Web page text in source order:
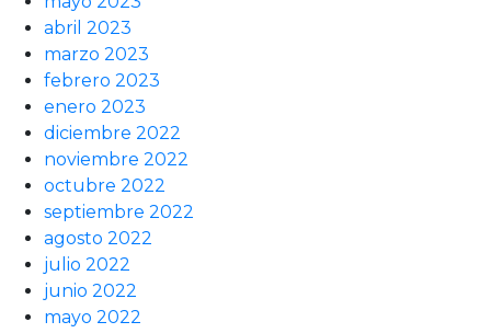
abril 2023
marzo 2023
febrero 2023
enero 2023
diciembre 2022
noviembre 2022
octubre 2022
septiembre 2022
agosto 2022
julio 2022
junio 2022
mayo 2022